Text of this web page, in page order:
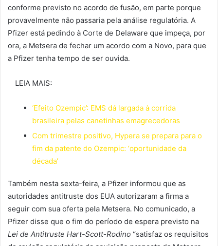
conforme previsto no acordo de fusão, em parte porque
provavelmente não passaria pela análise regulatória. A
Pfizer está pedindo à Corte de Delaware que impeça, por
ora, a Metsera de fechar um acordo com a Novo, para que
a Pfizer tenha tempo de ser ouvida.
LEIA MAIS:
‘Efeito Ozempic’: EMS dá largada à corrida
brasileira pelas canetinhas emagrecedoras
Com trimestre positivo, Hypera se prepara para o
fim da patente do Ozempic: ‘oportunidade da
década’
Também nesta sexta-feira, a Pfizer informou que as
autoridades antitruste dos EUA autorizaram a firma a
seguir com sua oferta pela Metsera. No comunicado, a
Pfizer disse que o fim do período de espera previsto na
Lei de Antitruste Hart-Scott-Rodino “satisfaz os requisitos